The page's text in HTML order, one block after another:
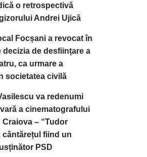
o retrospectivă
Andrei Ujică
Focșani a revocat în
decizia de desființare a
ca urmare a
societatea civilă
va redenumi
a cinematografului
Craiova – “Tudor
cântărețul fiind un
PSD